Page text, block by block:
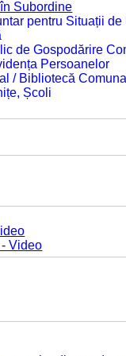
Subordine
pentru Situații de
de Gospodărire
Persoanelor
/ Bibliotecă
Școli
Video